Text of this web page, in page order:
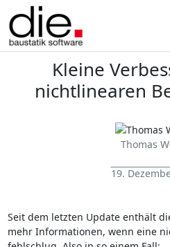
Kleine
nichtlinearen
Thomas
19.
Seit dem letzten Update enthält
mehr Informationen, wenn eine